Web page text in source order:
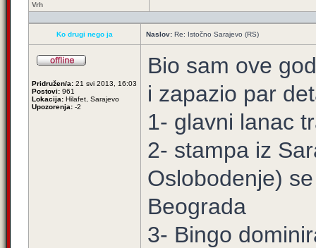
Vrh
Ko drugi nego ja Naslov: Re: Istočno Sarajevo (RS)
Pridružen/a: 21 svi 2013, 16:03
Postovi: 961
Lokacija: Hilafet, Sarajevo
Upozorenja: -2
Bio sam ove
i zapazio par
1- glavni lanac
2- stampa iz
Oslobodenje)
Beograda
3- Bingo